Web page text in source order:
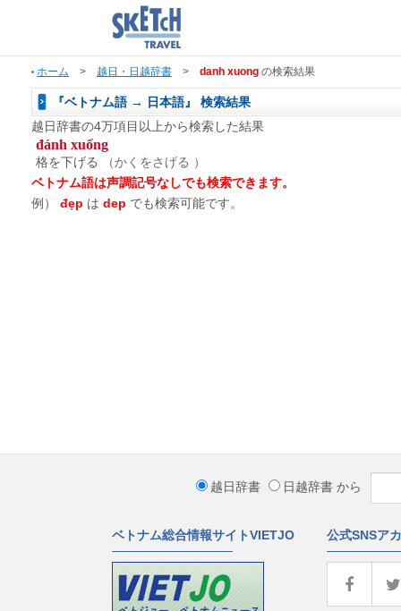
ホーム > 越日・日越辞書 > danh xuong の検索結果
『ベトナム語 → 日本語』 検索結果
越日辞書の4万項目以上から検索した結果
đánh xuống
格を下げる
（かくをさげる ）
ベトナム語は声調記号なしでも検索できます。
例）
đẹp は dep でも検索可能です。
越日辞書 日越辞書 から
ベトナム総合情報サイトVIETJO 公式SNSア